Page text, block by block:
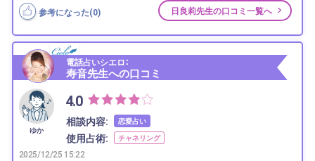
参考になった(0) 日良莉先生の口コミ一覧へ
電話占いシエロ：
寿音先生への口コミ
ゆか
4.0
相談内容: 恋愛占い
使用占術: チャネリング
2025/12/25 15:22